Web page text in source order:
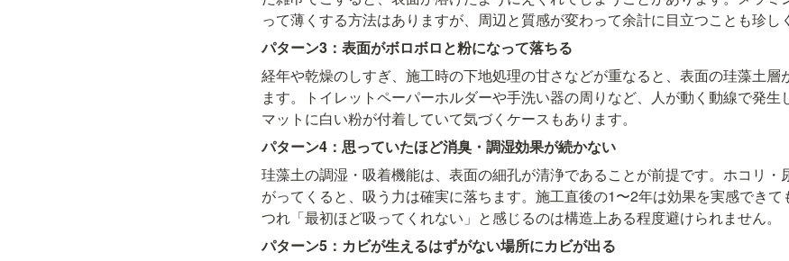
って薄くする方法はありますが、周辺と質感が変わって余計に目立つことも珍し
パターン3：表面がボロボロと粉になって落ちる
経年や乾燥のしすぎ、施工時の下地処理の甘さなどが重なると、表面の珪藻土層
ます。トイレットペーパーホルダーや手洗い器の周りなど、人が動く動線で発生
マットに白い粉が付着していて気づくケースもあります。
パターン4：思っていたほど消臭・調湿効果が続かない
珪藻土の調湿・吸着機能は、表面の細孔が清浄であることが前提です。ホコリ・
がってくると、吸う力は確実に落ちます。施工直後の1〜2年は効果を実感でき
つれ「最初ほど吸ってくれない」と感じるのは構造上ある程度避けられません。
パターン5：カビが生えるはずがない場所にカビが出る